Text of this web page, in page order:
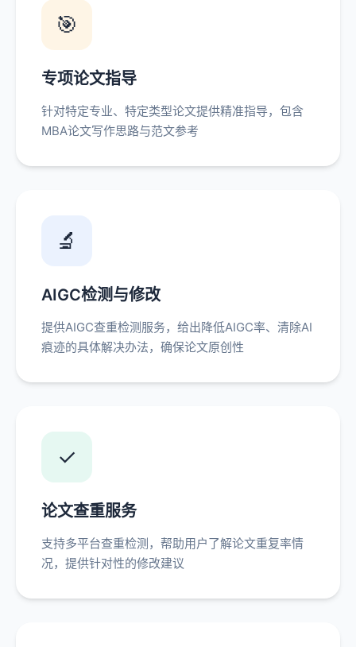
🎯
专项论文指导
针对特定专业、特定类型论文提供精准指导，包含
MBA论文写作思路与范文参考
🔬
AIGC检测与修改
提供AIGC查重检测服务，给出降低AIGC率、清除AI
痕迹的具体解决办法，确保论文原创性
✓
论文查重服务
支持多平台查重检测，帮助用户了解论文重复率情
况，提供针对性的修改建议